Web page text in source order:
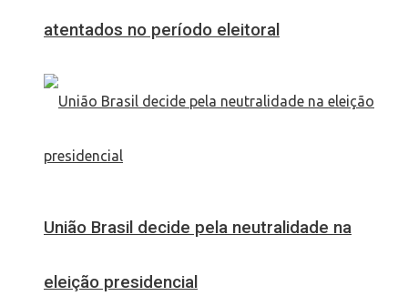
atentados no período eleitoral
União Brasil decide pela neutralidade na
eleição presidencial